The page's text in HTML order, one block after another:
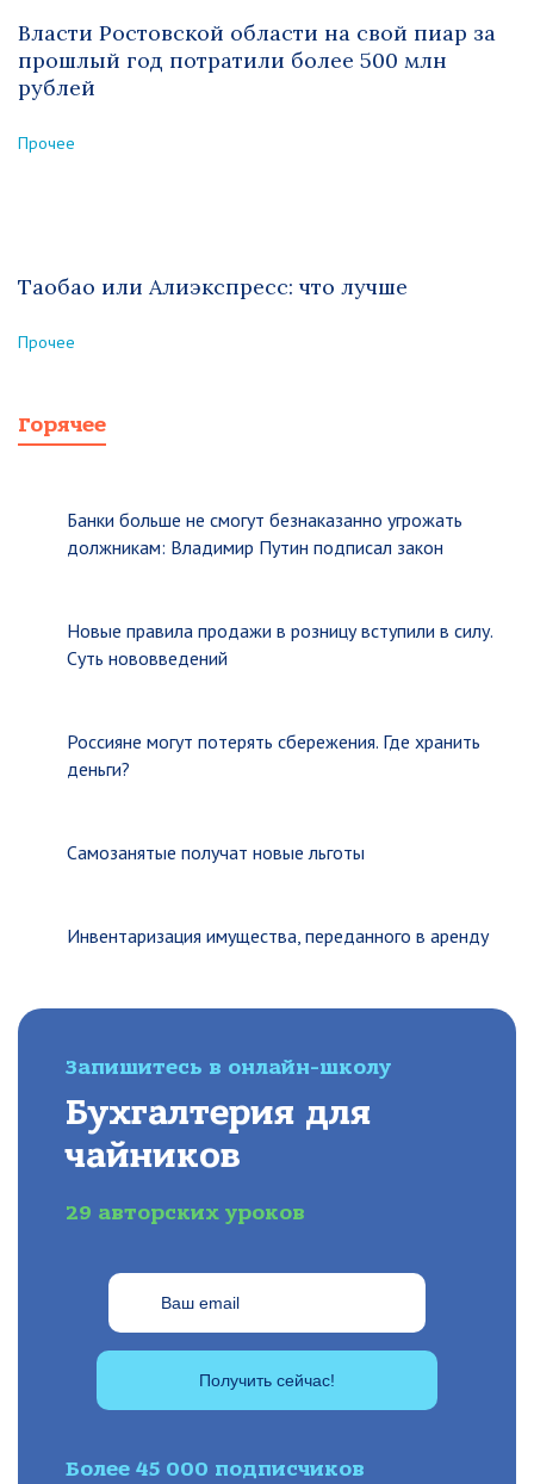
Власти Ростовской области на свой пиар за
прошлый год потратили более 500 млн
рублей
Прочее
Таобао или Алиэкспресс: что лучше
Прочее
Горячее
Банки больше не смогут безнаказанно угрожать
должникам: Владимир Путин подписал закон
Новые правила продажи в розницу вступили в силу.
Суть нововведений
Россияне могут потерять сбережения. Где хранить
деньги?
Самозанятые получат новые льготы
Инвентаризация имущества, переданного в аренду
Запишитесь в онлайн-школу
Бухгалтерия для
чайников
29 авторских уроков
Получить сейчас!
Более 45 000 подписчиков